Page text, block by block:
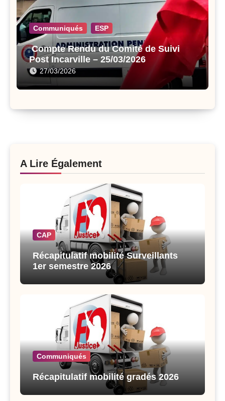
Communiqués ESP
Compte Rendu du Comité de Suivi
Post Incarville – 25/03/2026
27/03/2026
A Lire Également
CAP
Récapitulatif mobilité Surveillants
1er semestre 2026
Communiqués
Récapitulatif mobilité gradés 2026